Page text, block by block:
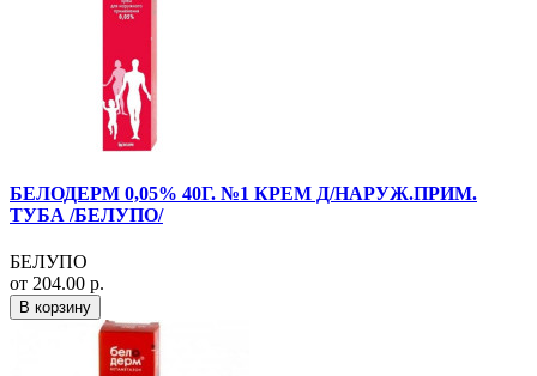
БЕЛОДЕРМ 0,05% 40Г. №1 КРЕМ Д/НАРУЖ.ПРИМ.
ТУБА /БЕЛУПО/
БЕЛУПО
от 204.00 р.
В корзину